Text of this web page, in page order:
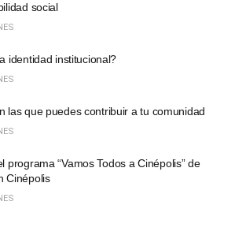
social
identidad institucional?
las que puedes contribuir a tu comunidad
programa “Vamos Todos a Cinépolis” de
Cinépolis